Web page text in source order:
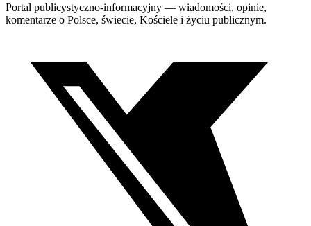
Portal publicystyczno-informacyjny — wiadomości, opinie,
komentarze o Polsce, świecie, Kościele i życiu publicznym.